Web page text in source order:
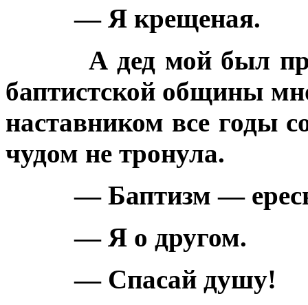
— Я крещеная.
А дед мой был
баптистской общины
наставником все годы
чудом не тронула.
— Баптизм —
— Я о другом.
— Спасай душу!